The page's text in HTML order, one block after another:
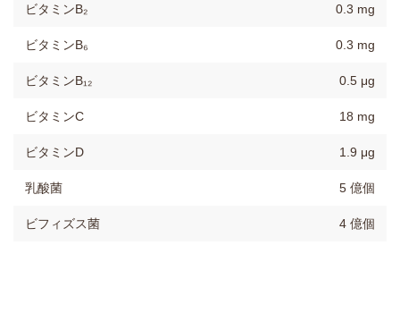
ビタミンB₂ 0.3 mg
ビタミンB₆ 0.3 mg
ビタミンB₁₂ 0.5 μg
ビタミンC 18 mg
ビタミンD 1.9 μg
乳酸菌 5 億個
ビフィズス菌 4 億個